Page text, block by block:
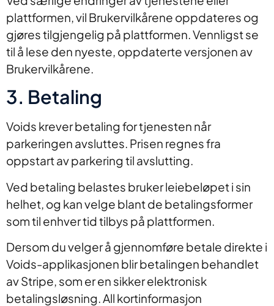
plattformen, vil Brukervilkårene oppdateres og
gjøres tilgjengelig på plattformen. Vennligst se
til å lese den nyeste, oppdaterte versjonen av
Brukervilkårene.
3. Betaling
Voids krever betaling for tjenesten når
parkeringen avsluttes. Prisen regnes fra
oppstart av parkering til avslutting.
Ved betaling belastes bruker leiebeløpet i sin
helhet, og kan velge blant de betalingsformer
som til enhver tid tilbys på plattformen.
Dersom du velger å gjennomføre betale direkte i
Voids-applikasjonen blir betalingen behandlet
av Stripe, som er en sikker elektronisk
betalingsløsning. All kortinformasjon